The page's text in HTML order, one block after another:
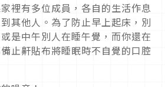
裡有多位成員，各自的生活作息
其他人。為了防止早上起床，別
是中午別人在睡午覺，而你還在
止鼾貼布將睡眠時不自覺的口腔